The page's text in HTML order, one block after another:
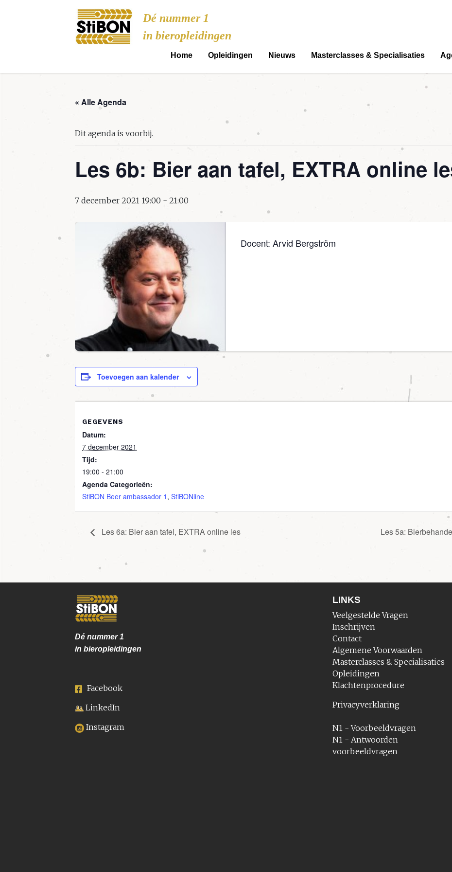
Stibon
Dé nummer 1
in bieropleidingen
Home Opleidingen Nieuws Masterclasses & Specialisaties
« Alle Agenda
Dit agenda is voorbij.
Les 6b: Bier aan tafel, EXTRA online
7 december 2021 19:00 - 21:00
Docent: Arvid Bergström
Toevoegen aan kalender
GEGEVENS
Datum:
7 december 2021
Tijd:
19:00 - 21:00
Agenda Categorieën:
StiBON Beer ambassador 1 , StiBONline
Les 6a: Bier aan tafel, EXTRA online les Les 5a:
Dé nummer1
in bieropleidingen
Facebook
LinkedIn
Instagram
LINKS
Veelgestelde Vragen
Inschrijven
Contact
Algemene Voorwaarden
Masterclasses & Specialisaties
Opleidingen
Klachtenprocedure
Privacyverklaring
N1 - Voorbeeldvragen
N1 - Antwoorden
voorbeeldvragen